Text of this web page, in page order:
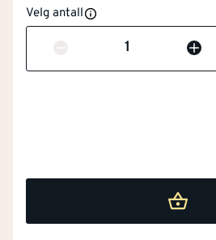
Velg antall
Antall